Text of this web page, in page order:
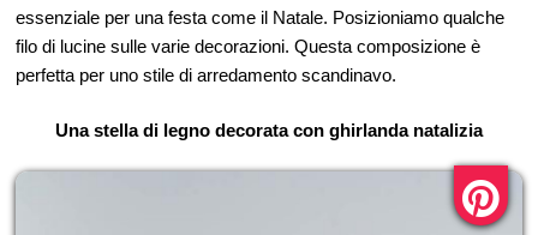
essenziale per una festa come il Natale. Posizioniamo qualche
filo di lucine sulle varie decorazioni. Questa composizione è
perfetta per uno stile di arredamento scandinavo.
Una stella di legno decorata con ghirlanda natalizia